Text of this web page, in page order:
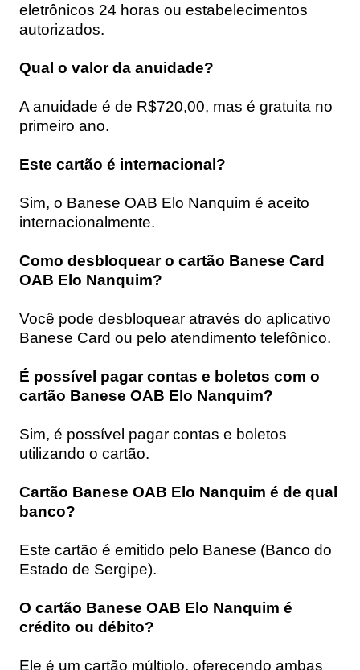
eletrônicos 24 horas ou estabelecimentos
autorizados.
Qual o valor da anuidade?
A anuidade é de R$720,00, mas é gratuita no
primeiro ano.
Este cartão é internacional?
Sim, o Banese OAB Elo Nanquim é aceito
internacionalmente.
Como desbloquear o cartão Banese Card
OAB Elo Nanquim?
Você pode desbloquear através do aplicativo
Banese Card ou pelo atendimento telefônico.
É possível pagar contas e boletos com o
cartão Banese OAB Elo Nanquim?
Sim, é possível pagar contas e boletos
utilizando o cartão.
Cartão Banese OAB Elo Nanquim é de qual
banco?
Este cartão é emitido pelo Banese (Banco do
Estado de Sergipe).
O cartão Banese OAB Elo Nanquim é
crédito ou débito?
Ele é um cartão múltiplo, oferecendo ambas